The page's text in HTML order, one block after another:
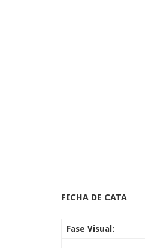
FICHA DE CATA
Fase Visual: